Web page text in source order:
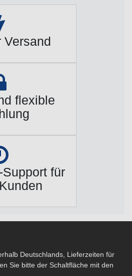
Versand
flexible
für
Deutschlands, Lieferzeiten für
Sie bitte der Schaltfläche mit den